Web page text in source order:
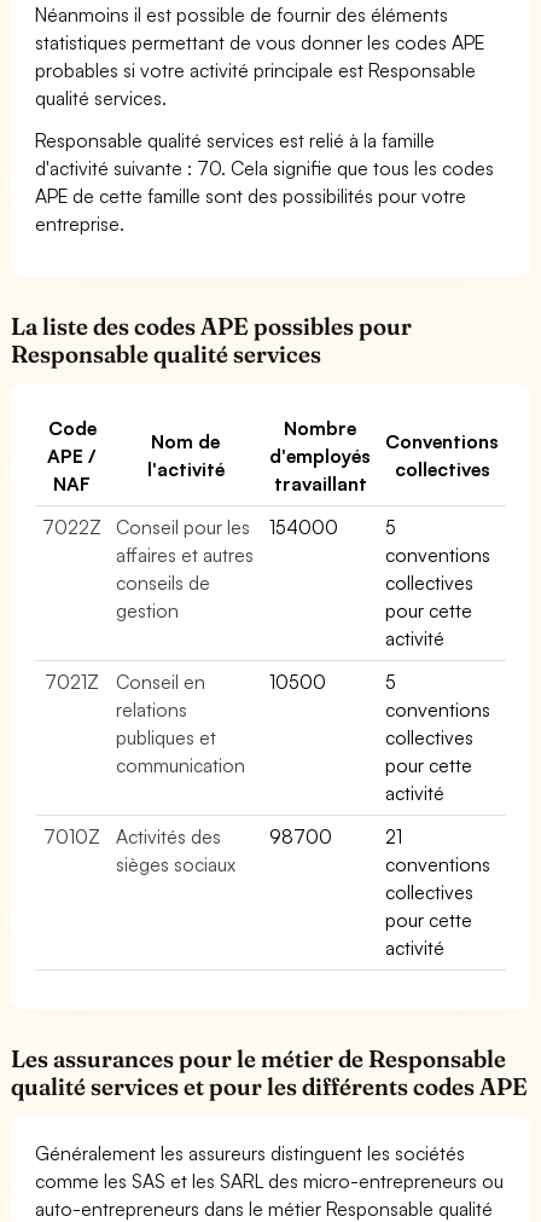
Néanmoins il est possible de fournir des éléments
statistiques permettant de vous donner les codes APE
probables si votre activité principale est Responsable
qualité services.
Responsable qualité services est relié à la famille
d'activité suivante : 70. Cela signifie que tous les codes
APE de cette famille sont des possibilités pour votre
entreprise.
La liste des codes APE possibles pour
Responsable qualité services
Code
APE /
NAF
Nom de
l'activité
Nombre
d'employés
travaillant
Conventions
collectives
7022Z
Conseil pour les
affaires et autres
conseils de
gestion
154000
5
conventions
collectives
pour cette
activité
7021Z
Conseil en
relations
publiques et
communication
10500
5
conventions
collectives
pour cette
activité
7010Z
Activités des
sièges sociaux
98700
21
conventions
collectives
pour cette
activité
Les assurances pour le métier de Responsable
qualité services et pour les différents codes APE
Généralement les assureurs distinguent les sociétés
comme les SAS et les SARL des micro-entrepreneurs ou
auto-entrepreneurs dans le métier Responsable qualité